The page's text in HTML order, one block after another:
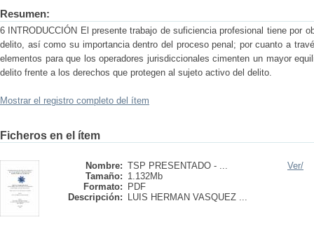
Resumen:
6 INTRODUCCIÓN El presente trabajo de suficiencia profesional tiene por
delito, así como su importancia dentro del proceso penal; por cuanto a
elementos para que los operadores jurisdiccionales cimenten un mayor
delito frente a los derechos que protegen al sujeto activo del delito.
Mostrar el registro completo del ítem
Ficheros en el ítem
Nombre: TSP PRESENTADO - ...
Tamaño: 1.132Mb
Formato:
PDF
Descripción:
LUIS HERMAN VASQUEZ ...
Ver/